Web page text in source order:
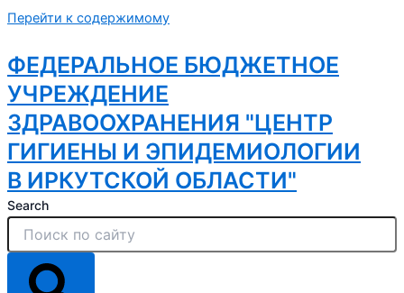
Перейти к содержимому
ФЕДЕРАЛЬНОЕ БЮДЖЕТНОЕ
УЧРЕЖДЕНИЕ
ЗДРАВООХРАНЕНИЯ "ЦЕНТР
ГИГИЕНЫ И ЭПИДЕМИОЛОГИИ
В ИРКУТСКОЙ ОБЛАСТИ"
Search